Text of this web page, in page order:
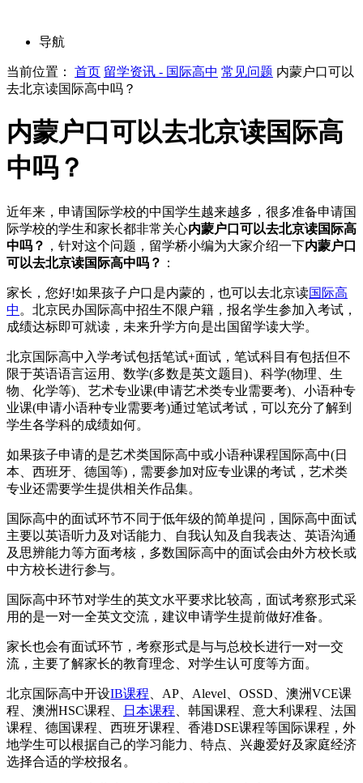
导航
当前位置： 首页 留学资讯 - 国际高中 常见问题 内蒙户口可以
去北京读国际高中吗？
内蒙户口可以去北京读国际高
中吗？
近年来，申请国际学校的中国学生越来越多，很多准备申请国
际学校的学生和家长都非常关心内蒙户口可以去北京读国际高
中吗？ ，针对这个问题，留学桥小编为大家介绍一下内蒙户口
可以去北京读国际高中吗？ ：
家长，您好!如果孩子户口是内蒙的，也可以去北京读国际高
中 。北京民办国际高中招生不限户籍，报名学生参加入考试，
成绩达标即可就读，未来升学方向是出国留学读大学。
北京国际高中入学考试包括笔试+面试，笔试科目有包括但不
限于英语语言运用、数学(多数是英文题目)、科学(物理、生
物、化学等)、艺术专业课(申请艺术类专业需要考)、小语种专
业课(申请小语种专业需要考)通过笔试考试，可以充分了解到
学生各学科的成绩如何。
如果孩子申请的是艺术类国际高中或小语种课程国际高中(日
本、西班牙、德国等)，需要参加对应专业课的考试，艺术类
专业还需要学生提供相关作品集。
国际高中的面试环节不同于低年级的简单提问，国际高中面试
主要以英语听力及对话能力、自我认知及自我表达、英语沟通
及思辨能力等方面考核，多数国际高中的面试会由外方校长或
中方校长进行参与。
国际高中环节对学生的英文水平要求比较高，面试考察形式采
用的是一对一全英文交流，建议申请学生提前做好准备。
家长也会有面试环节，考察形式是与与总校长进行一对一交
流，主要了解家长的教育理念、对学生认可度等方面。
北京国际高中开设IB课程 、AP、Alevel、OSSD、澳洲VCE课
程、澳洲HSC课程、
日本课程 、韩国课程、意大利课程、法国
课程、德国课程、西班牙课程、香港DSE课程等国际课程，外
地学生可以根据自己的学习能力、特点、兴趣爱好及家庭经济
选择合适的学校报名。